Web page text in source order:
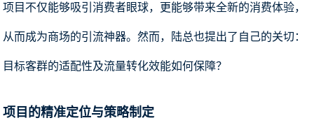
项目不仅能够吸引消费者眼球，更能够带来全新的消费体验，
从而成为商场的引流神器。然而，陆总也提出了自己的关切：
目标客群的适配性及流量转化效能如何保障？
项目的精准定位与策略制定